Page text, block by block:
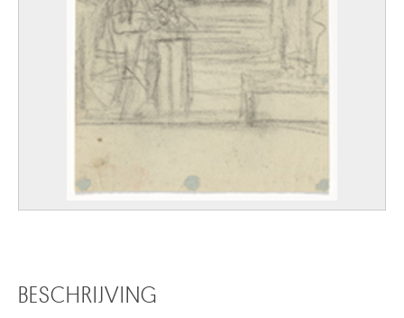
BESCHRIJVING